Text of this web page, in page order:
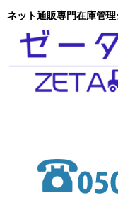
ネット通販専門在庫管理